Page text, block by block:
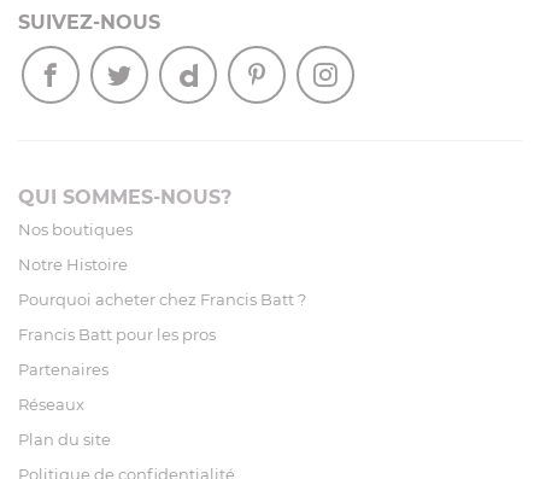
SUIVEZ-NOUS
QUI SOMMES-NOUS?
Nos boutiques
Notre Histoire
Pourquoi acheter chez Francis Batt ?
Francis Batt pour les pros
Partenaires
Réseaux
Plan du site
Politique de confidentialité